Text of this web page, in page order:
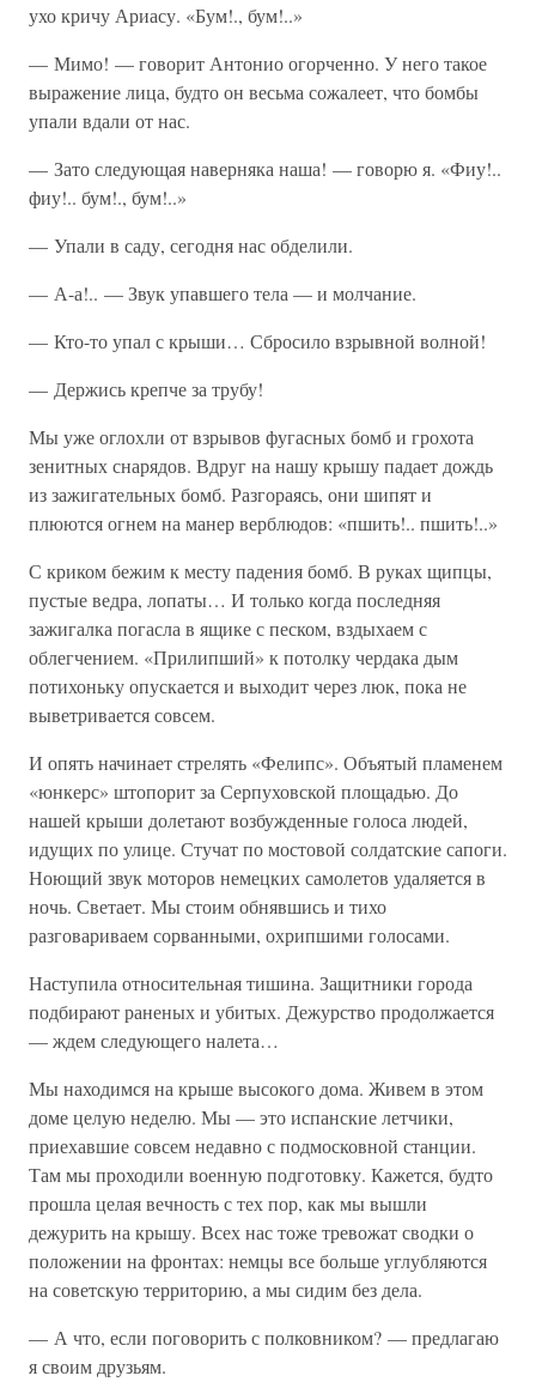
ухо кричу Ариасу. «Бум!., бум!..»
— Мимо! — говорит Антонио огорченно. У него такое
выражение лица, будто он весьма сожалеет, что бомбы
упали вдали от нас.
— Зато следующая наверняка наша! — говорю я. «Фиу!..
фиу!.. бум!., бум!..»
— Упали в саду, сегодня нас обделили.
— А-а!.. — Звук упавшего тела — и молчание.
— Кто-то упал с крыши… Сбросило взрывной волной!
— Держись крепче за трубу!
Мы уже оглохли от взрывов фугасных бомб и грохота
зенитных снарядов. Вдруг на нашу крышу падает дождь
из зажигательных бомб. Разгораясь, они шипят и
плюются огнем на манер верблюдов: «пшить!.. пшить!..»
С криком бежим к месту падения бомб. В руках щипцы,
пустые ведра, лопаты… И только когда последняя
зажигалка погасла в ящике с песком, вздыхаем с
облегчением. «Прилипший» к потолку чердака дым
потихоньку опускается и выходит через люк, пока не
выветривается совсем.
И опять начинает стрелять «Фелипс». Объятый пламенем
«юнкерс» штопорит за Серпуховской площадью. До
нашей крыши долетают возбужденные голоса людей,
идущих по улице. Стучат по мостовой солдатские сапоги.
Ноющий звук моторов немецких самолетов удаляется в
ночь. Светает. Мы стоим обнявшись и тихо
разговариваем сорванными, охрипшими голосами.
Наступила относительная тишина. Защитники города
подбирают раненых и убитых. Дежурство продолжается
— ждем следующего налета…
Мы находимся на крыше высокого дома. Живем в этом
доме целую неделю. Мы — это испанские летчики,
приехавшие совсем недавно с подмосковной станции.
Там мы проходили военную подготовку. Кажется, будто
прошла целая вечность с тех пор, как мы вышли
дежурить на крышу. Всех нас тоже тревожат сводки о
положении на фронтах: немцы все больше углубляются
на советскую территорию, а мы сидим без дела.
— А что, если поговорить с полковником? — предлагаю
я своим друзьям.